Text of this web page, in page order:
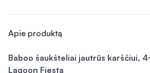
Apie produktą
Baboo šaukšteliai jautrūs karščiui,
Lagoon Fiesta